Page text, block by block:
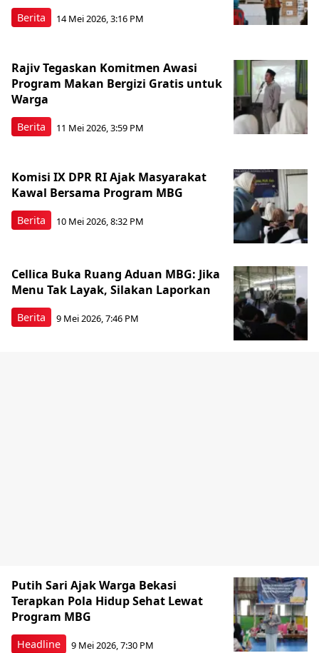
Berita 14 Mei 2026, 3:16 PM
Berita
Rajiv Tegaskan Komitmen Awasi
Program Makan Bergizi Gratis untuk
Warga
11 Mei 2026, 3:59 PM
Berita
Komisi IX DPR RI Ajak Masyarakat
Kawal Bersama Program MBG
10 Mei 2026, 8:32 PM
Berita
Cellica Buka Ruang Aduan MBG: Jika
Menu Tak Layak, Silakan Laporkan
9 Mei 2026, 7:46 PM
Headline
Putih Sari Ajak Warga Bekasi
Terapkan Pola Hidup Sehat Lewat
Program MBG
9 Mei 2026, 7:30 PM